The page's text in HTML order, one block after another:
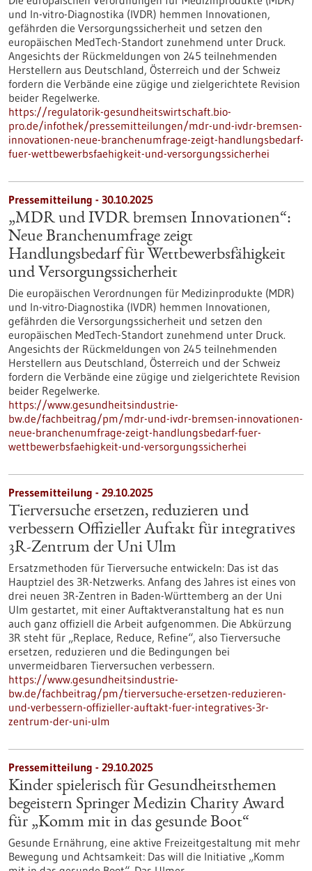
und In-vitro-Diagnostika (IVDR) hemmen Innovationen,
gefährden die Versorgungssicherheit und setzen den
europäischen MedTech-Standort zunehmend unter Druck.
Angesichts der Rückmeldungen von 245 teilnehmenden
Herstellern aus Deutschland, Österreich und der Schweiz
fordern die Verbände eine zügige und zielgerichtete Revision
beider Regelwerke.
https://regulatorik-gesundheitswirtschaft.bio-
pro.de/infothek/pressemitteilungen/mdr-und-ivdr-bremsen-
innovationen-neue-branchenumfrage-zeigt-handlungsbedarf-
fuer-wettbewerbsfaehigkeit-und-versorgungssicherhei
Pressemitteilung - 30.10.2025
„MDR und IVDR bremsen Innovationen“:
Neue Branchenumfrage zeigt
Handlungsbedarf für Wettbewerbsfähigkeit
und Versorgungssicherheit
Die europäischen Verordnungen für Medizinprodukte (MDR)
und In-vitro-Diagnostika (IVDR) hemmen Innovationen,
gefährden die Versorgungssicherheit und setzen den
europäischen MedTech-Standort zunehmend unter Druck.
Angesichts der Rückmeldungen von 245 teilnehmenden
Herstellern aus Deutschland, Österreich und der Schweiz
fordern die Verbände eine zügige und zielgerichtete Revision
beider Regelwerke.
https://www.gesundheitsindustrie-
bw.de/fachbeitrag/pm/mdr-und-ivdr-bremsen-innovationen-
neue-branchenumfrage-zeigt-handlungsbedarf-fuer-
wettbewerbsfaehigkeit-und-versorgungssicherhei
Pressemitteilung - 29.10.2025
Tierversuche ersetzen, reduzieren und
verbessern Offizieller Auftakt für integratives
3R-Zentrum der Uni Ulm
Ersatzmethoden für Tierversuche entwickeln: Das ist das
Hauptziel des 3R-Netzwerks. Anfang des Jahres ist eines von
drei neuen 3R-Zentren in Baden-Württemberg an der Uni
Ulm gestartet, mit einer Auftaktveranstaltung hat es nun
auch ganz offiziell die Arbeit aufgenommen. Die Abkürzung
3R steht für „Replace, Reduce, Refine“, also Tierversuche
ersetzen, reduzieren und die Bedingungen bei
unvermeidbaren Tierversuchen verbessern.
https://www.gesundheitsindustrie-
bw.de/fachbeitrag/pm/tierversuche-ersetzen-reduzieren-
und-verbessern-offizieller-auftakt-fuer-integratives-3r-
zentrum-der-uni-ulm
Pressemitteilung - 29.10.2025
Kinder spielerisch für Gesundheitsthemen
begeistern Springer Medizin Charity Award
für „Komm mit in das gesunde Boot“
Gesunde Ernährung, eine aktive Freizeitgestaltung mit mehr
Bewegung und Achtsamkeit: Das will die Initiative „Komm